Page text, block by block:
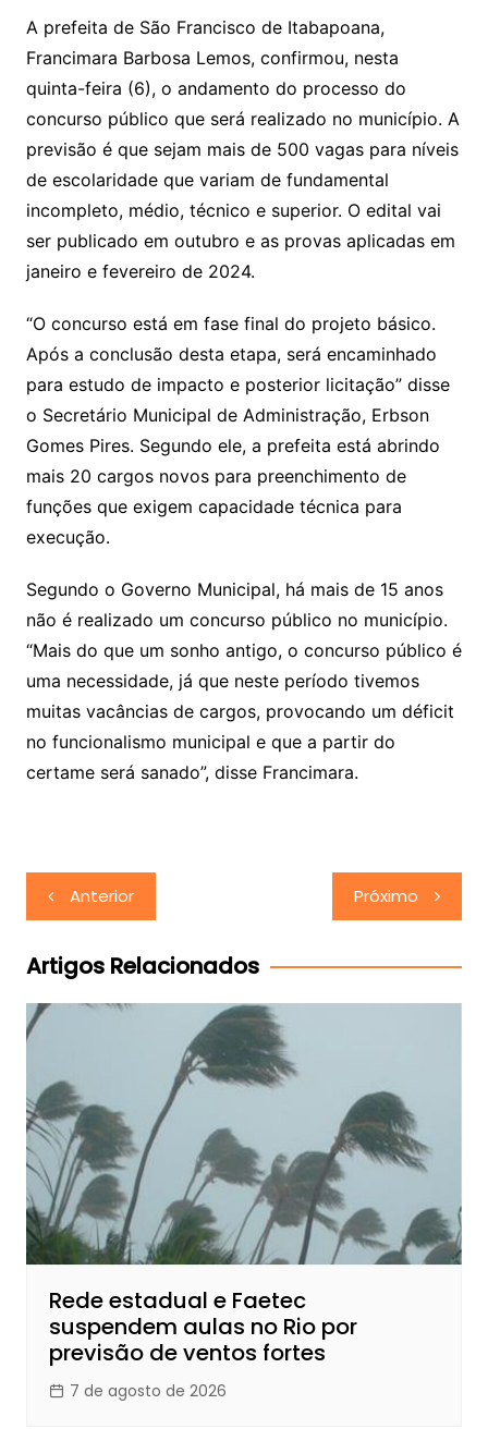
A prefeita de São Francisco de Itabapoana,
Francimara Barbosa Lemos, confirmou, nesta
quinta-feira (6), o andamento do processo do
concurso público que será realizado no município. A
previsão é que sejam mais de 500 vagas para níveis
de escolaridade que variam de fundamental
incompleto, médio, técnico e superior. O edital vai
ser publicado em outubro e as provas aplicadas em
janeiro e fevereiro de 2024.
“O concurso está em fase final do projeto básico.
Após a conclusão desta etapa, será encaminhado
para estudo de impacto e posterior licitação” disse
o Secretário Municipal de Administração, Erbson
Gomes Pires. Segundo ele, a prefeita está abrindo
mais 20 cargos novos para preenchimento de
funções que exigem capacidade técnica para
execução.
Segundo o Governo Municipal, há mais de 15 anos
não é realizado um concurso público no município.
“Mais do que um sonho antigo, o concurso público é
uma necessidade, já que neste período tivemos
muitas vacâncias de cargos, provocando um déficit
no funcionalismo municipal e que a partir do
certame será sanado”, disse Francimara.
Navegação
de
Post
Anterior Próximo
Artigos Relacionados
Rede estadual e Faetec
suspendem aulas no Rio por
previsão de ventos fortes
7 de agosto de 2026